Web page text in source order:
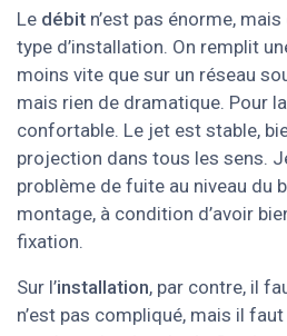
Le débit n’est pas énorme,
type d’installation. On remplit
moins vite que sur un réseau
mais rien de dramatique. Pour
confortable. Le jet est stable,
projection dans tous les sens.
problème de fuite au niveau du
montage, à condition d’avoir
fixation.
Sur l’installation, par contre, il
n’est pas compliqué, mais il